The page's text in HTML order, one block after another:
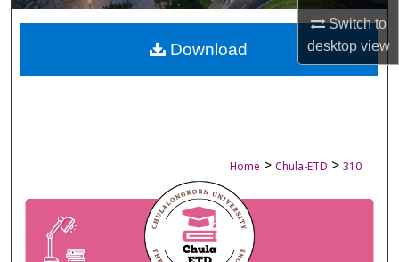
Switch to
desktopview
About
Digital Commons Network™
Home > Chula-ETD > 310
Download